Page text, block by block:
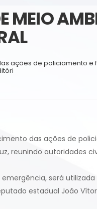
MEIO
ações de policiamento
das ações de
reunindo autoridades
será
estadual João Vítor